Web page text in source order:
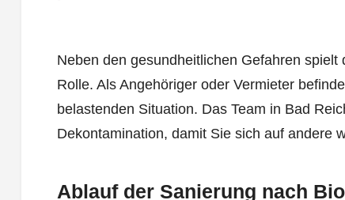
Neben den gesundheitlichen Gefahren
Rolle. Als Angehöriger oder Vermieter
belastenden Situation. Das Team in Bad
Dekontamination, damit Sie sich auf andere
Ablauf der Sanierung nach